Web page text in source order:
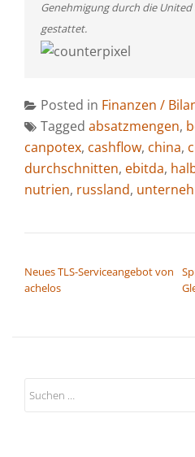
Genehmigung durch die
gestattet.
Posted in Finanzen /
Tagged absatzmengen,
canpotex, cashflow, china,
durchschnitten, ebitda,
nutrien, russland,
Neues TLS-Serviceangebot von
achelos